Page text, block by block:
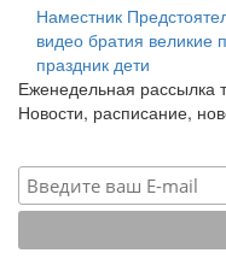
Наместник
видео братия великие
праздник дети
Еженедельная рассылка
Новости, расписание,